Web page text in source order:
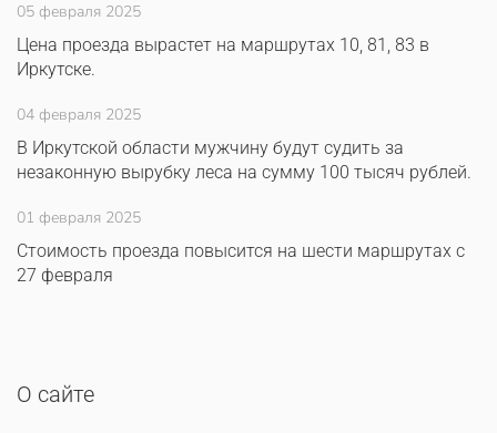
05 февраля 2025
Цена проезда вырастет на маршрутах 10, 81, 83 в
Иркутске.
04 февраля 2025
В Иркутской области мужчину будут судить за
незаконную вырубку леса на сумму 100 тысяч рублей.
01 февраля 2025
Стоимость проезда повысится на шести маршрутах с
27 февраля
О сайте